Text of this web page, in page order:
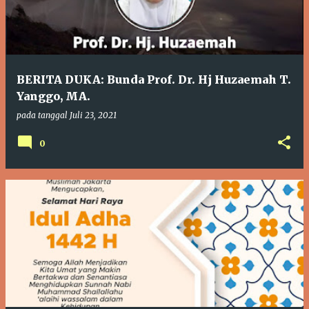
BERITA DUKA: Bunda Prof. Dr. Hj Huzaemah T.
Yanggo, MA.
pada tanggal Juli 23, 2021
0